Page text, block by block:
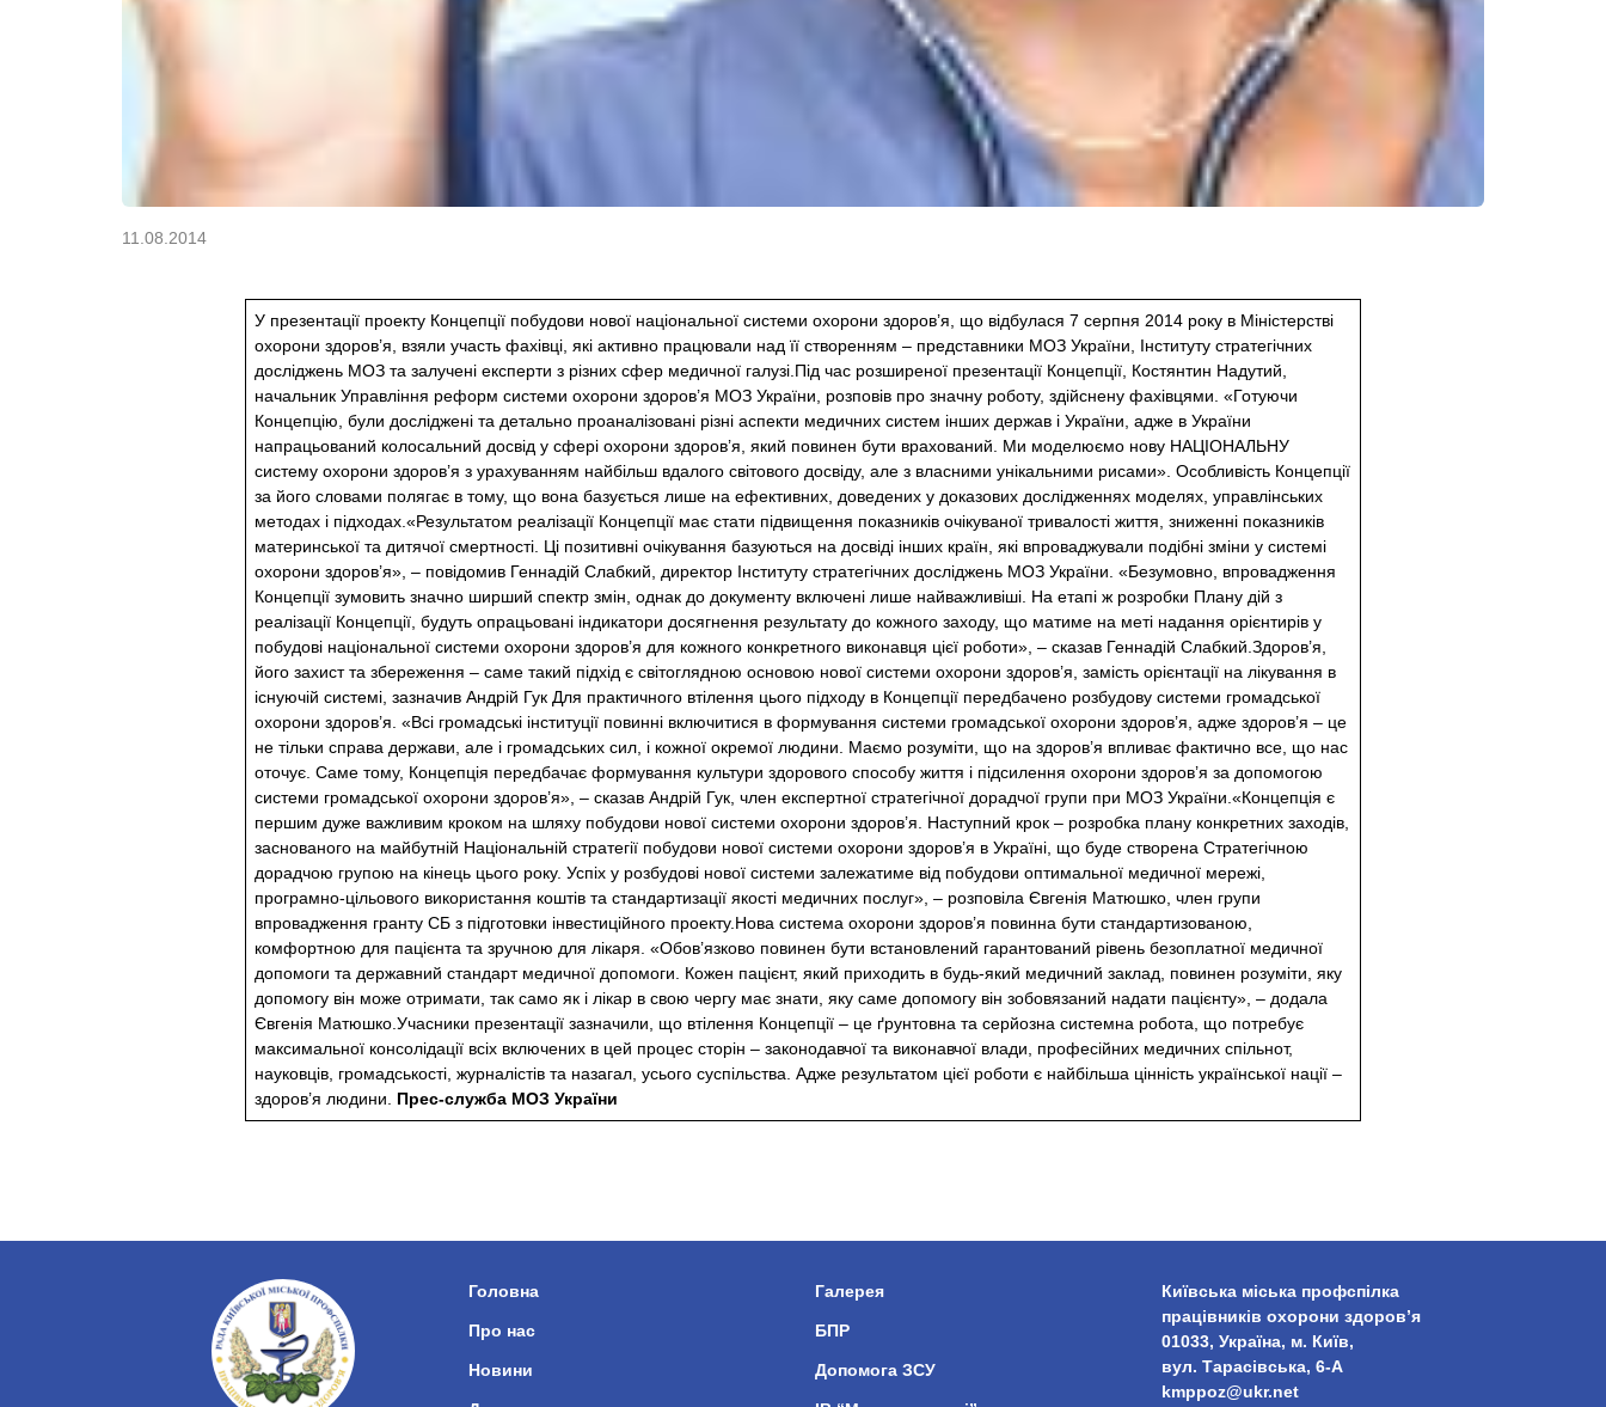
11.08.2014
У презентації проекту Концепції побудови нової національної системи охорони здоров’я, що відбулася 7 серпня 2014 року в Міністерстві
охорони здоров’я, взяли участь фахівці, які активно працювали над її створенням – представники МОЗ України, Інституту стратегічних
досліджень МОЗ та залучені експерти з різних сфер медичної галузі.Під час розширеної презентації Концепції, Костянтин Надутий,
начальник Управління реформ системи охорони здоров’я МОЗ України, розповів про значну роботу, здійснену фахівцями. «Готуючи
Концепцію, були досліджені та детально проаналізовані різні аспекти медичних систем інших держав і України, адже в України
напрацьований колосальний досвід у сфері охорони здоров’я, який повинен бути врахований. Ми моделюємо нову НАЦІОНАЛЬНУ
систему охорони здоров’я з урахуванням найбільш вдалого світового досвіду, але з власними унікальними рисами». Особливість Концепції
за його словами полягає в тому, що вона базується лише на ефективних, доведених у доказових дослідженнях моделях, управлінських
методах і підходах.«Результатом реалізації Концепції має стати підвищення показників очікуваної тривалості життя, зниженні показників
материнської та дитячої смертності. Ці позитивні очікування базуються на досвіді інших країн, які впроваджували подібні зміни у системі
охорони здоров’я», – повідомив Геннадій Слабкий, директор Інституту стратегічних досліджень МОЗ України. «Безумовно, впровадження
Концепції зумовить значно ширший спектр змін, однак до документу включені лише найважливіші. На етапі ж розробки Плану дій з
реалізації Концепції, будуть опрацьовані індикатори досягнення результату до кожного заходу, що матиме на меті надання орієнтирів у
побудові національної системи охорони здоров’я для кожного конкретного виконавця цієї роботи», – сказав Геннадій Слабкий.Здоров’я,
його захист та збереження – саме такий підхід є світоглядною основою нової системи охорони здоров’я, замість орієнтації на лікування в
існуючій системі, зазначив Андрій Гук Для практичного втілення цього підходу в Концепції передбачено розбудову системи громадської
охорони здоров’я. «Всі громадські інституції повинні включитися в формування системи громадської охорони здоров’я, адже здоров’я – це
не тільки справа держави, але і громадських сил, і кожної окремої людини. Маємо розуміти, що на здоров’я впливає фактично все, що нас
оточує. Саме тому, Концепція передбачає формування культури здорового способу життя і підсилення охорони здоров’я за допомогою
системи громадської охорони здоров’я», – сказав Андрій Гук, член експертної стратегічної дорадчої групи при МОЗ України.«Концепція є
першим дуже важливим кроком на шляху побудови нової системи охорони здоров’я. Наступний крок – розробка плану конкретних заходів,
заснованого на майбутній Національній стратегії побудови нової системи охорони здоров’я в Україні, що буде створена Стратегічною
дорадчою групою на кінець цього року. Успіх у розбудові нової системи залежатиме від побудови оптимальної медичної мережі,
програмно-цільового використання коштів та стандартизації якості медичних послуг», – розповіла Євгенія Матюшко, член групи
впровадження гранту СБ з підготовки інвестиційного проекту.Нова система охорони здоров’я повинна бути стандартизованою,
комфортною для пацієнта та зручною для лікаря. «Обов’язково повинен бути встановлений гарантований рівень безоплатної медичної
допомоги та державний стандарт медичної допомоги. Кожен пацієнт, який приходить в будь-який медичний заклад, повинен розуміти, яку
допомогу він може отримати, так само як і лікар в свою чергу має знати, яку саме допомогу він зобовязаний надати пацієнту», – додала
Євгенія Матюшко.Учасники презентації зазначили, що втілення Концепції – це ґрунтовна та серйозна системна робота, що потребує
максимальної консолідації всіх включених в цей процес сторін – законодавчої та виконавчої влади, професійних медичних спільнот,
науковців, громадськості, журналістів та назагал, усього суспільства. Адже результатом цієї роботи є найбільша цінність української нації –
здоров’я людини. Прес-служба МОЗ України
Головна
Про нас
Новини
Галерея
БПР
Допомога ЗСУ
Київська міська профспілка
працівників охорони здоров’я
01033, Україна, м. Київ,
вул. Тарасівська, 6-А
kmppoz@ukr.net